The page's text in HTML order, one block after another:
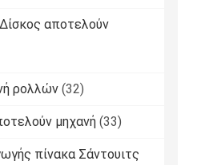
αποτελούν
ρολλών (32)
μηχανή (33)
πίνακα Σάντουιτς